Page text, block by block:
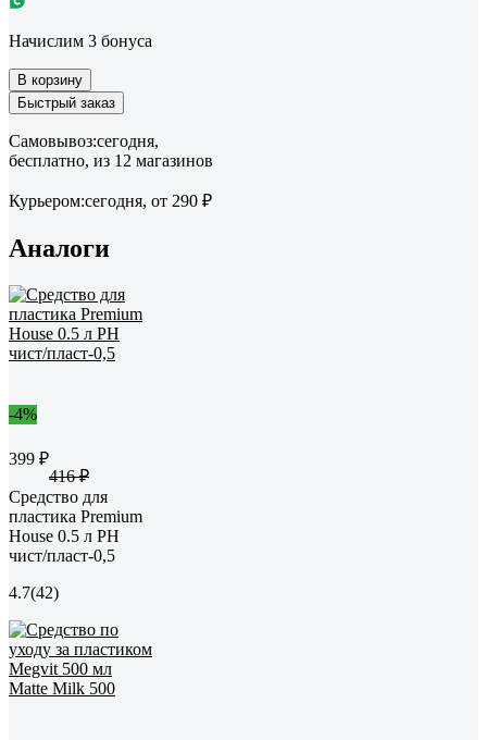
Начислим 3 бонуса
В корзину
Быстрый заказ
Самовывоз:сегодня,
бесплатно, из 12 магазинов
Курьером:сегодня, от 290 ₽
Аналоги
-4%
399 ₽
416 ₽
Средство для
пластика Premium
House 0.5 л PH
чист/пласт-0,5
4.7(42)